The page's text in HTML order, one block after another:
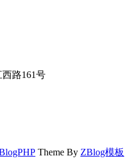
路161号
Theme By ZBlog模板